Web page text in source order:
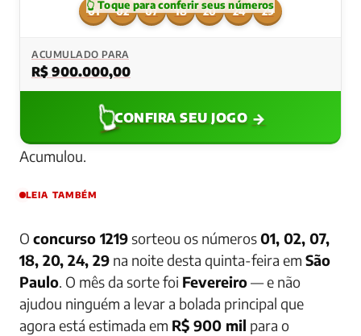
01 02 07 18 20 24 29
ACUMULADO PARA
R$ 900.000,00
👆CONFIRA SEU JOGO →
Acumulou.
LEIA TAMBÉM
O concurso 1219sorteou os números01, 02, 07,
18, 20, 24, 29 na noite desta quinta-feira em São
Paulo. O mês da sorte foi Fevereiro— e não
ajudou ninguém a levar a bolada principal que
agora está estimada em R$ 900 mil para o